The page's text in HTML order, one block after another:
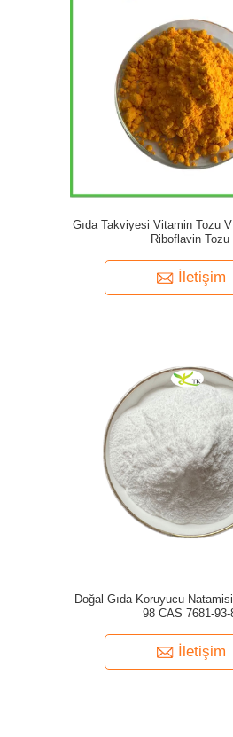
Gıda Takviyesi Vitamin Tozu
Riboflavin Tozu
İletişim
Doğal Gıda Koruyucu
98 CAS 7681-93-
İletişim